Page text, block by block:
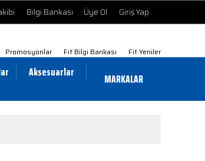
Bilgi Bankası Üye Ol Giriş Yap
Promosyonlar Fit Bilgi Bankası Fit Yeniler
Aksesuarlar MARKALAR